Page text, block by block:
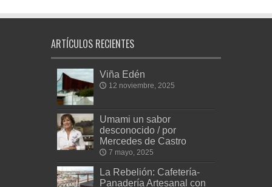
ARTÍCULOS RECIENTES
Viña Edén
12 noviembre, 2025
Umami un sabor
desconocido / por
Mercedes de Castro
7 mayo, 2025
La Rebelión: Cafetería-
Panadería Artesanal con